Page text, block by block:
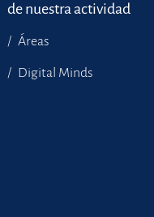
de nuestra actividad
Áreas
Digital Minds